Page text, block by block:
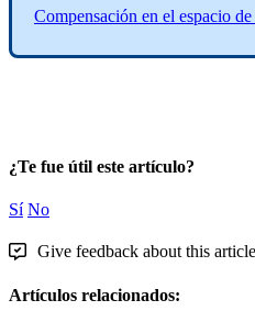
Compensación en el espacio de
¿Te fue útil este artículo?
Sí No
Give feedback about this article
Artículos relacionados: